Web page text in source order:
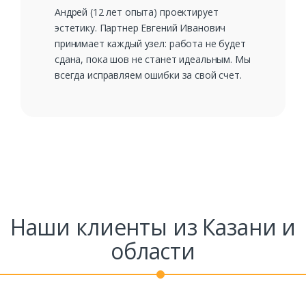
Андрей (12 лет опыта) проектирует
эстетику. Партнер Евгений Иванович
принимает каждый узел: работа не будет
сдана, пока шов не станет идеальным. Мы
всегда исправляем ошибки за свой счет.
Наши клиенты из Казани и
области